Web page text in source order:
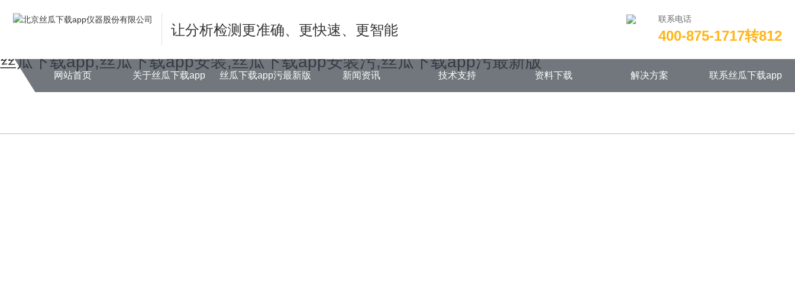
Warning: mkdir(): No space left on device in
/www/wwwroot/NEW14chongjian.com/func.php on line 115
丝瓜下载app,丝瓜下载app安装,丝瓜下载app安装污,丝瓜下载app污最新版
让分析检测更准确、更快速、更智能
联系电话
400-875-1717转812
网站首页 关于丝瓜下载app 丝瓜下载app污最新版 新闻资讯 技术支持 资料下载 解决方案 联系丝瓜下载app